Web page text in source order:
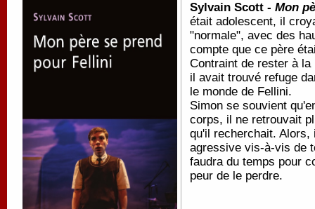
Sylvain Scott - Mon
était adolescent, il
"normale", avec des
compte que ce père
Contraint de rester à
il avait trouvé refuge
le monde de Fellini.
Simon se souvient
corps, il ne retrouvait
qu'il recherchait. Alors,
agressive vis-à-vis de
faudra du temps pour
peur de le perdre.